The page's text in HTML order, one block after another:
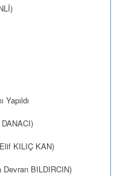
KILIÇ KAN)
Devran BILDIRCIN)